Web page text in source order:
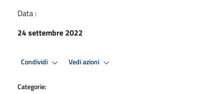
Data :
24 settembre 2022
Condividi Vedi azioni
Categorie: